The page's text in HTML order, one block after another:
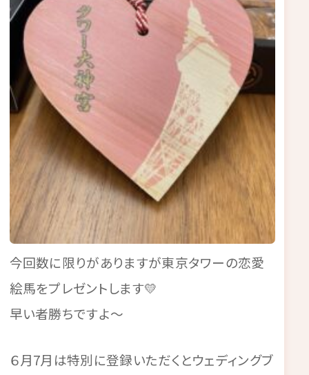
今回数に限りがありますが東京タワーの恋愛
絵馬をプレゼントします💛
早い者勝ちですよ～
６月7月は特別に登録いただくとウェディングブ